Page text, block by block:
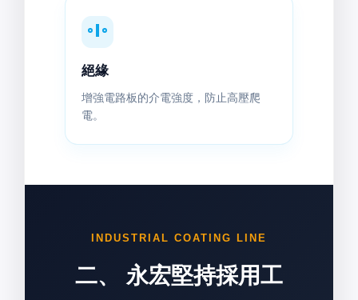
絕緣
增強電路板的介電強度，防止高壓爬
電。
INDUSTRIAL COATING LINE
二、 永宏堅持採用工